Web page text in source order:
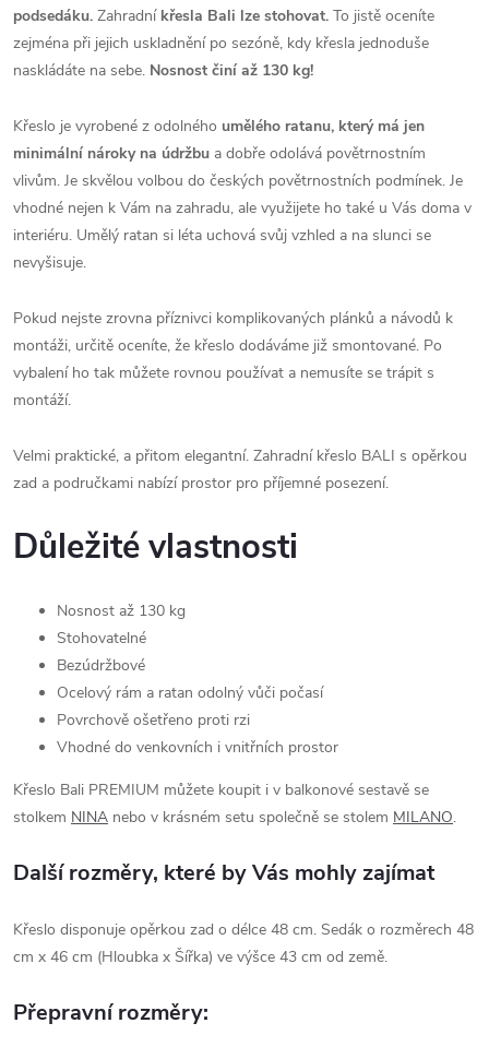
podsedáku. Zahradní křesla Bali lze stohovat. To jistě oceníte
zejména při jejich uskladnění po sezóně, kdy křesla jednoduše
naskládáte na sebe. Nosnost činí až 130 kg!
Křeslo je vyrobené z odolného umělého ratanu, který má jen
minimální nároky na údržbu a dobře odolává povětrnostním
vlivům. Je skvělou volbou do českých povětrnostních podmínek. Je
vhodné nejen k Vám na zahradu, ale využijete ho také u Vás doma v
interiéru. Umělý ratan si léta uchová svůj vzhled a na slunci se
nevyšisuje.
Pokud nejste zrovna příznivci komplikovaných plánků a návodů k
montáži, určitě oceníte, že křeslo dodáváme již smontované. Po
vybalení ho tak můžete rovnou používat a nemusíte se trápit s
montáží.
Velmi praktické, a přitom elegantní. Zahradní křeslo BALI s opěrkou
zad a područkami nabízí prostor pro příjemné posezení.
Důležité vlastnosti
Nosnost až 130 kg
Stohovatelné
Bezúdržbové
Ocelový rám a ratan odolný vůči počasí
Povrchově ošetřeno proti rzi
Vhodné do venkovních i vnitřních prostor
Křeslo Bali PREMIUM můžete koupit i v balkonové sestavě se
stolkem NINA nebo v krásném setu společně se stolem MILANO.
Další rozměry, které by Vás mohly zajímat
Křeslo disponuje opěrkou zad o délce 48 cm. Sedák o rozměrech 48
cm x 46 cm (Hloubka x Šířka) ve výšce 43 cm od země.
Přepravní rozměry: